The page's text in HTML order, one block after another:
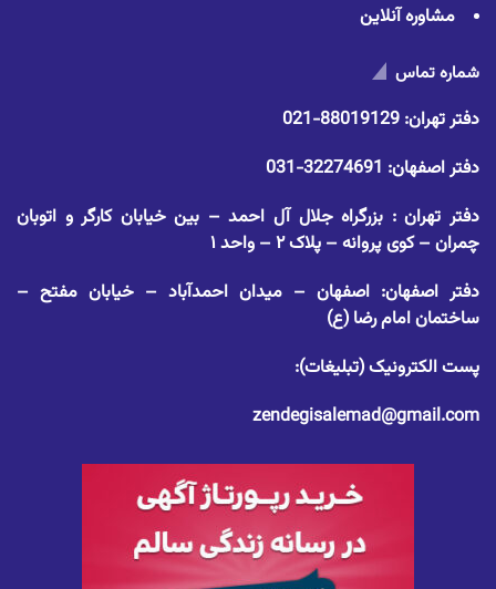
مشاوره آنلاین
شماره تماس
دفتر تهران: 88019129-021
دفتر اصفهان: 32274691-031
دفتر تهران : بزرگراه جلال آل احمد – بین خیابان کارگر و اتوبان
چمران – کوی پروانه – پلاک ۲ – واحد ۱
دفتر اصفهان: اصفهان – میدان احمدآباد – خیابان مفتح –
ساختمان امام رضا (ع)
پست الکترونیک (تبلیغات):
zendegisalemad@gmail.com